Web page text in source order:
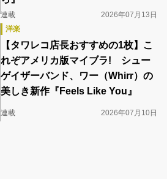
連載
2026年07月13日
洋楽
【タワレコ店長おすすめの1枚】こ
れぞアメリカ版マイブラ! シュー
ゲイザーバンド、ワー（Whirr）の
美しき新作『Feels Like You』
連載 2026年07月10日